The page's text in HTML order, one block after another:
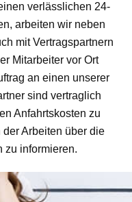
verlässlichen 24-
arbeiten wir neben
mit Vertragspartnern
Mitarbeiter vor Ort
an einen unserer
sind vertraglich
Anfahrtskosten zu
Arbeiten über die
zu informieren.